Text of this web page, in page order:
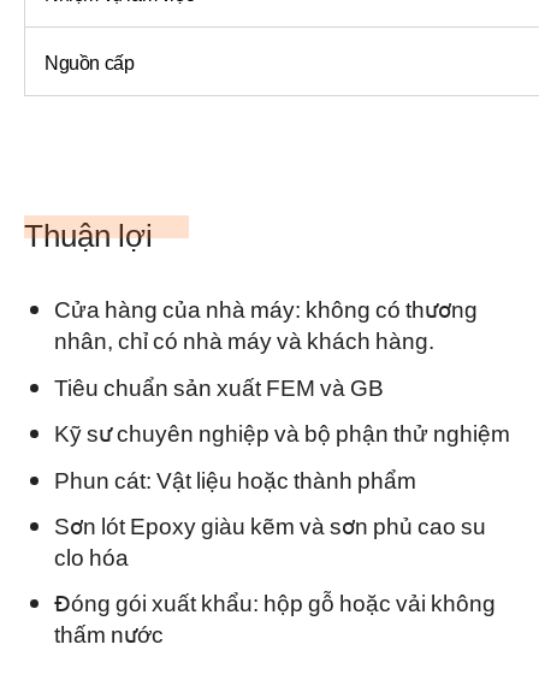
Nguồn cấp
Thuận lợi
Cửa hàng của nhà máy: không có thương
nhân, chỉ có nhà máy và khách hàng.
Tiêu chuẩn sản xuất FEM và GB
Kỹ sư chuyên nghiệp và bộ phận thử nghiệm
Phun cát: Vật liệu hoặc thành phẩm
Sơn lót Epoxy giàu kẽm và sơn phủ cao su
clo hóa
Đóng gói xuất khẩu: hộp gỗ hoặc vải không
thấm nước